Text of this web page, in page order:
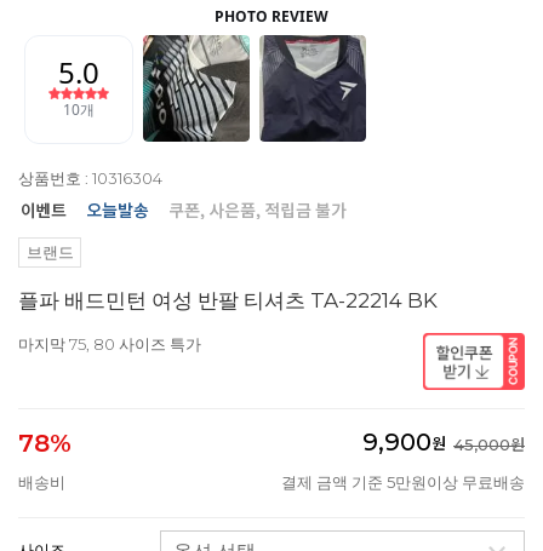
상품번호 : 10316304
브랜드
플파 배드민턴 여성 반팔 티셔츠 TA-22214 BK
마지막 75, 80 사이즈 특가
78% 9,900원 45,000원
배송비
결제 금액 기준 5만원이상 무료배송